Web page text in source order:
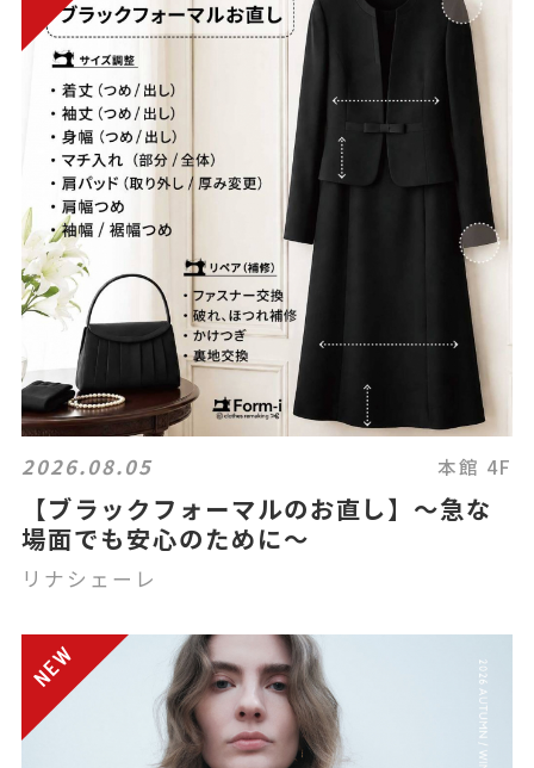
2026.08.05 本館 4F
【ブラックフォーマルのお直し】～急な
場面でも安心のために～
リナシェーレ